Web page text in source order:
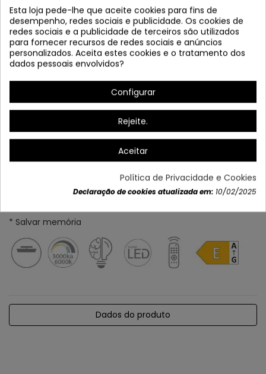
Referência 9043
"NOVIDADE 2025" EM FESTOQUE
Acrílico e dourado metal diodo emissor de luz cilions e
metal dourado
* Salvar memória
Dados do produto
Esta loja pede-lhe que aceite cookies para fins de
desempenho, redes sociais e publicidade. Os cookies de
redes sociais e a publicidade de terceiros são utilizados
para fornecer recursos de redes sociais e anúncios
personalizados. Aceita estes cookies e o tratamento dos
dados pessoais envolvidos?
Configurar
Rejeite.
Aceitar
Política de Privacidade e Cookies
Declaração de cookies atualizada em: 10/02/2025